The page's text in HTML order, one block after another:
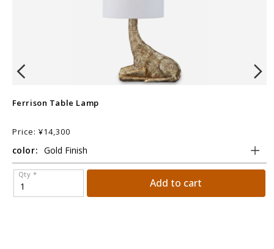
Ferrison Table Lamp
Price: ¥14,300
color:
Qty *
Add to cart